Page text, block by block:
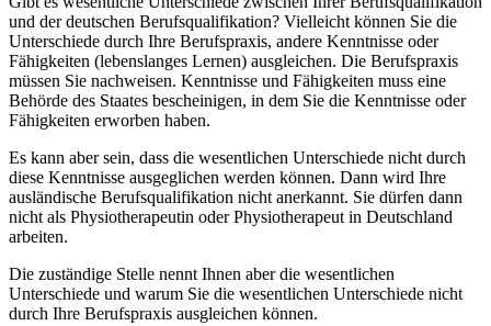
und der deutschen Berufsqualifikation? Vielleicht können Sie die
Unterschiede durch Ihre Berufspraxis, andere Kenntnisse oder
Fähigkeiten (lebenslanges Lernen) ausgleichen. Die Berufspraxis
müssen Sie nachweisen. Kenntnisse und Fähigkeiten muss eine
Behörde des Staates bescheinigen, in dem Sie die Kenntnisse oder
Fähigkeiten erworben haben.
Es kann aber sein, dass die wesentlichen Unterschiede nicht durch
diese Kenntnisse ausgeglichen werden können. Dann wird Ihre
ausländische Berufsqualifikation nicht anerkannt. Sie dürfen dann
nicht als Physiotherapeutin oder Physiotherapeut in Deutschland
arbeiten.
Die zuständige Stelle nennt Ihnen aber die wesentlichen
Unterschiede und warum Sie die wesentlichen Unterschiede nicht
durch Ihre Berufspraxis ausgleichen können.